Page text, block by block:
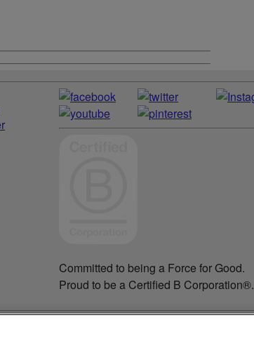
Committed to being a Force for Good.
Proud to be a Certified B Corporation®.